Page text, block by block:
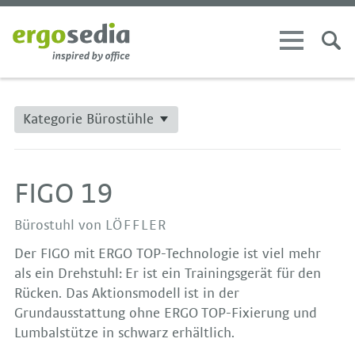
Kategorie Bürostühle
FIGO 19
Bürostuhl von LÖFFLER
Der FIGO mit ERGO TOP-Technologie ist viel mehr
als ein Drehstuhl: Er ist ein Trainingsgerät für den
Rücken. Das Aktionsmodell ist in der
Grundausstattung ohne ERGO TOP-Fixierung und
Lumbalstütze in schwarz erhältlich.